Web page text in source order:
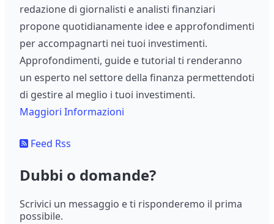
redazione di giornalisti e analisti finanziari
propone quotidianamente idee e approfondimenti
per accompagnarti nei tuoi investimenti.
Approfondimenti, guide e tutorial ti renderanno
un esperto nel settore della finanza permettendoti
di gestire al meglio i tuoi investimenti.
Maggiori Informazioni
Feed Rss
Dubbi o domande?
Scrivici un messaggio e ti risponderemo il prima
possibile.